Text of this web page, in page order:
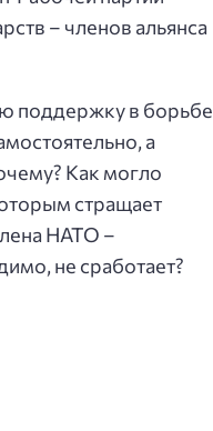
– членов альянса
поддержку в борьбе
а
Как могло
стращает
НАТО –
не сработает?